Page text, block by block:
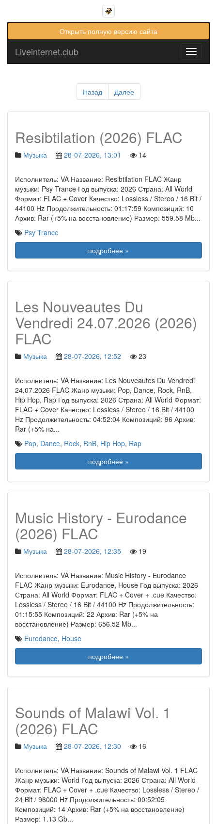
Открыть полную версию сайта
Toggle
Liveinternet.club
Назад Далее
Resibtilation (2026) FLAC
Музыка 28-07-2026, 13:01 14
Исполнитель: VA Название: Resibtilation FLAC Жанр
музыки: Psy Trance Год выпуска: 2026 Страна: All World
Формат: FLAC + Cover Качество: Lossless / Stereo / 16 Bit /
44100 Hz Продолжительность: 01:17:59 Композиций: 10
Архив: Rar (+5% на восстановление) Размер: 559.58 Mb...
Psy Trance
подробнее »
Les Nouveautes Du
Vendredi 24.07.2026 (2026)
FLAC
Музыка 28-07-2026, 12:52 23
Исполнитель: VA Название: Les Nouveautes Du Vendredi
24.07.2026 FLAC Жанр музыки: Pop, Dance, Rock, RnB,
Hip Hop, Rap Год выпуска: 2026 Страна: All World Формат:
FLAC + Cover Качество: Lossless / Stereo / 16 Bit / 44100
Hz Продолжительность: 04:52:04 Композиций: 96 Архив:
Rar (+5% на...
Pop, Dance, Rock, RnB, Hip Hop, Rap
подробнее »
Music History - Eurodance
(2026) FLAC
Музыка 28-07-2026, 12:35 19
Исполнитель: VA Название: Music History - Eurodance
FLAC Жанр музыки: Eurodance, House Год выпуска: 2026
Страна: All World Формат: FLAC + Cover + .cue Качество:
Lossless / Stereo / 16 Bit / 44100 Hz Продолжительность:
01:15:55 Композиций: 22 Архив: Rar (+5% на
восстановление) Размер: 656.52 Mb...
Eurodance, House
подробнее »
Sounds of Malawi Vol. 1
(2026) FLAC
Музыка 28-07-2026, 12:30 16
Исполнитель: VA Название: Sounds of Malawi Vol. 1 FLAC
Жанр музыки: World Год выпуска: 2026 Страна: All World
Формат: FLAC + Cover + .cue Качество: Lossless / Stereo /
24 Bit / 96000 Hz Продолжительность: 00:52:05
Композиций: 14 Архив: Rar (+5% на восстановление)
Размер: 1.13 Gb...